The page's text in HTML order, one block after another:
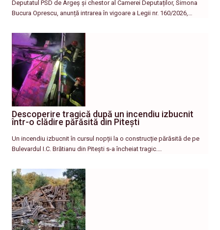
Deputatul PSD de Argeș și chestor al Camerei Deputaților, Simona
Bucura Oprescu, anunță intrarea în vigoare a Legii nr. 160/2026,…
Descoperire tragică după un incendiu izbucnit
într-o clădire părăsită din Pitești
Un incendiu izbucnit în cursul nopții la o construcție părăsită de pe
Bulevardul I.C. Brătianu din Pitești s-a încheiat tragic.…